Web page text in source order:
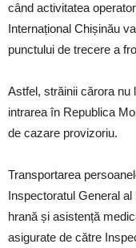
când activitatea
Internațional Chișinău
punctului de trecere a
Astfel, străinii cărora nu
intrarea în Republica
de cazare provizoriu.
Transportarea
Inspectoratul General
hrană și asistență
asigurate de către